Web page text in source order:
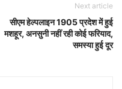
Next article
सीएम हेल्पलाइन 1905 प्रदेश में हुई
मशहूर, अनसुनी नहीं रही कोई फरियाद,
समस्या हुई दूर